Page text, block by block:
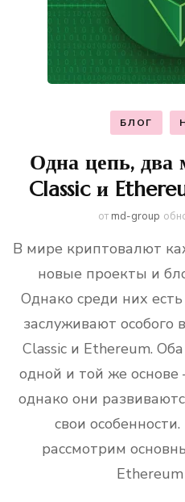
БЛОГ
Одна цепь, два
Classic и
от md-group
В мире криптовалют
новые проекты и
Однако среди них
заслуживают
Classic и Ethereum.
одной и той же основе
однако они
свои
рассмотрим